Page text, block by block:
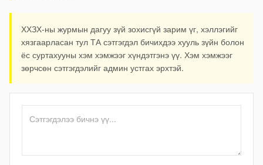
ХХЗХ-ны журмын дагуу зүй зохисгүй зарим үг, хэллэгийг
хязгаарласан тул ТА сэтгэгдэл бичихдээ хууль зүйн болон
ёс суртахууны хэм хэмжээг хүндэтгэнэ үү. Хэм хэмжээг
зөрчсөн сэтгэгдэлийг админ устгах эрхтэй.